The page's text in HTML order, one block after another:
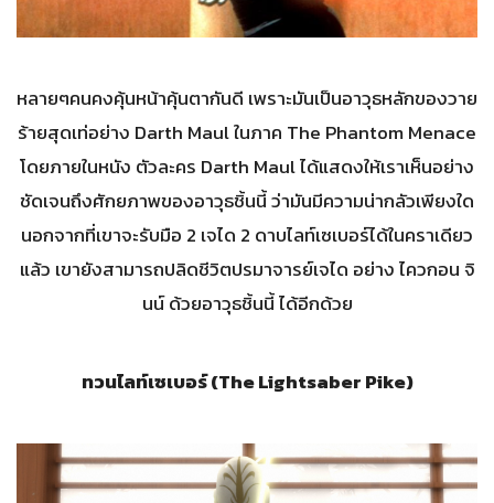
หลายๆคนคงคุ้นหน้าคุ้นตากันดี เพราะมันเป็นอาวุธหลักของวาย
ร้ายสุดเท่อย่าง Darth Maul ในภาค The Phantom Menace
โดยภายในหนัง ตัวละคร Darth Maul ได้แสดงให้เราเห็นอย่าง
ชัดเจนถึงศักยภาพของอาวุธชิ้นนี้ ว่ามันมีความน่ากลัวเพียงใด
นอกจากที่เขาจะรับมือ 2 เจได 2 ดาบไลท์เซเบอร์ได้ในคราเดียว
แล้ว เขายังสามารถปลิดชีวิตปรมาจารย์เจได อย่าง ไควกอน จิ
นน์ ด้วยอาวุธชิ้นนี้ ได้อีกด้วย
ทวนไลท์เซเบอร์ (The Lightsaber Pike)